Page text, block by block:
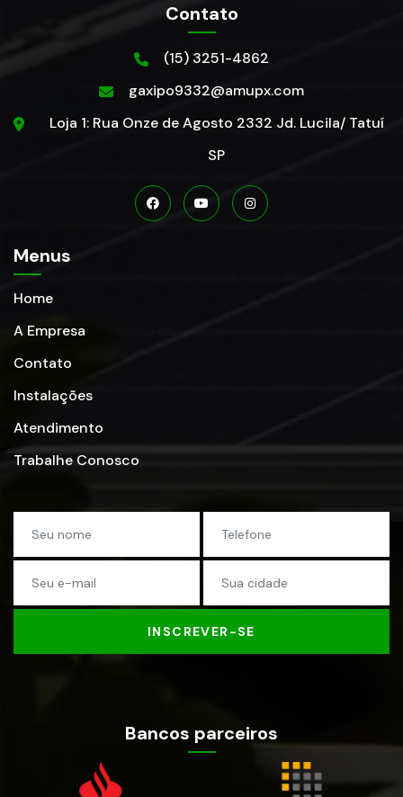
Contato
(15) 3251-4862
gaxipo9332@amupx.com
Loja 1: Rua Onze de Agosto 2332 Jd. Lucila/ Tatuí
SP
Menus
Home
A Empresa
Contato
Instalações
Atendimento
Trabalhe Conosco
INSCREVER-SE
Bancos parceiros